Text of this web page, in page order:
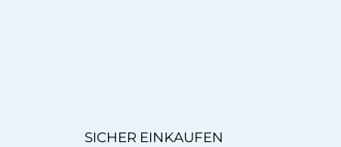
SICHER EINKAUFEN